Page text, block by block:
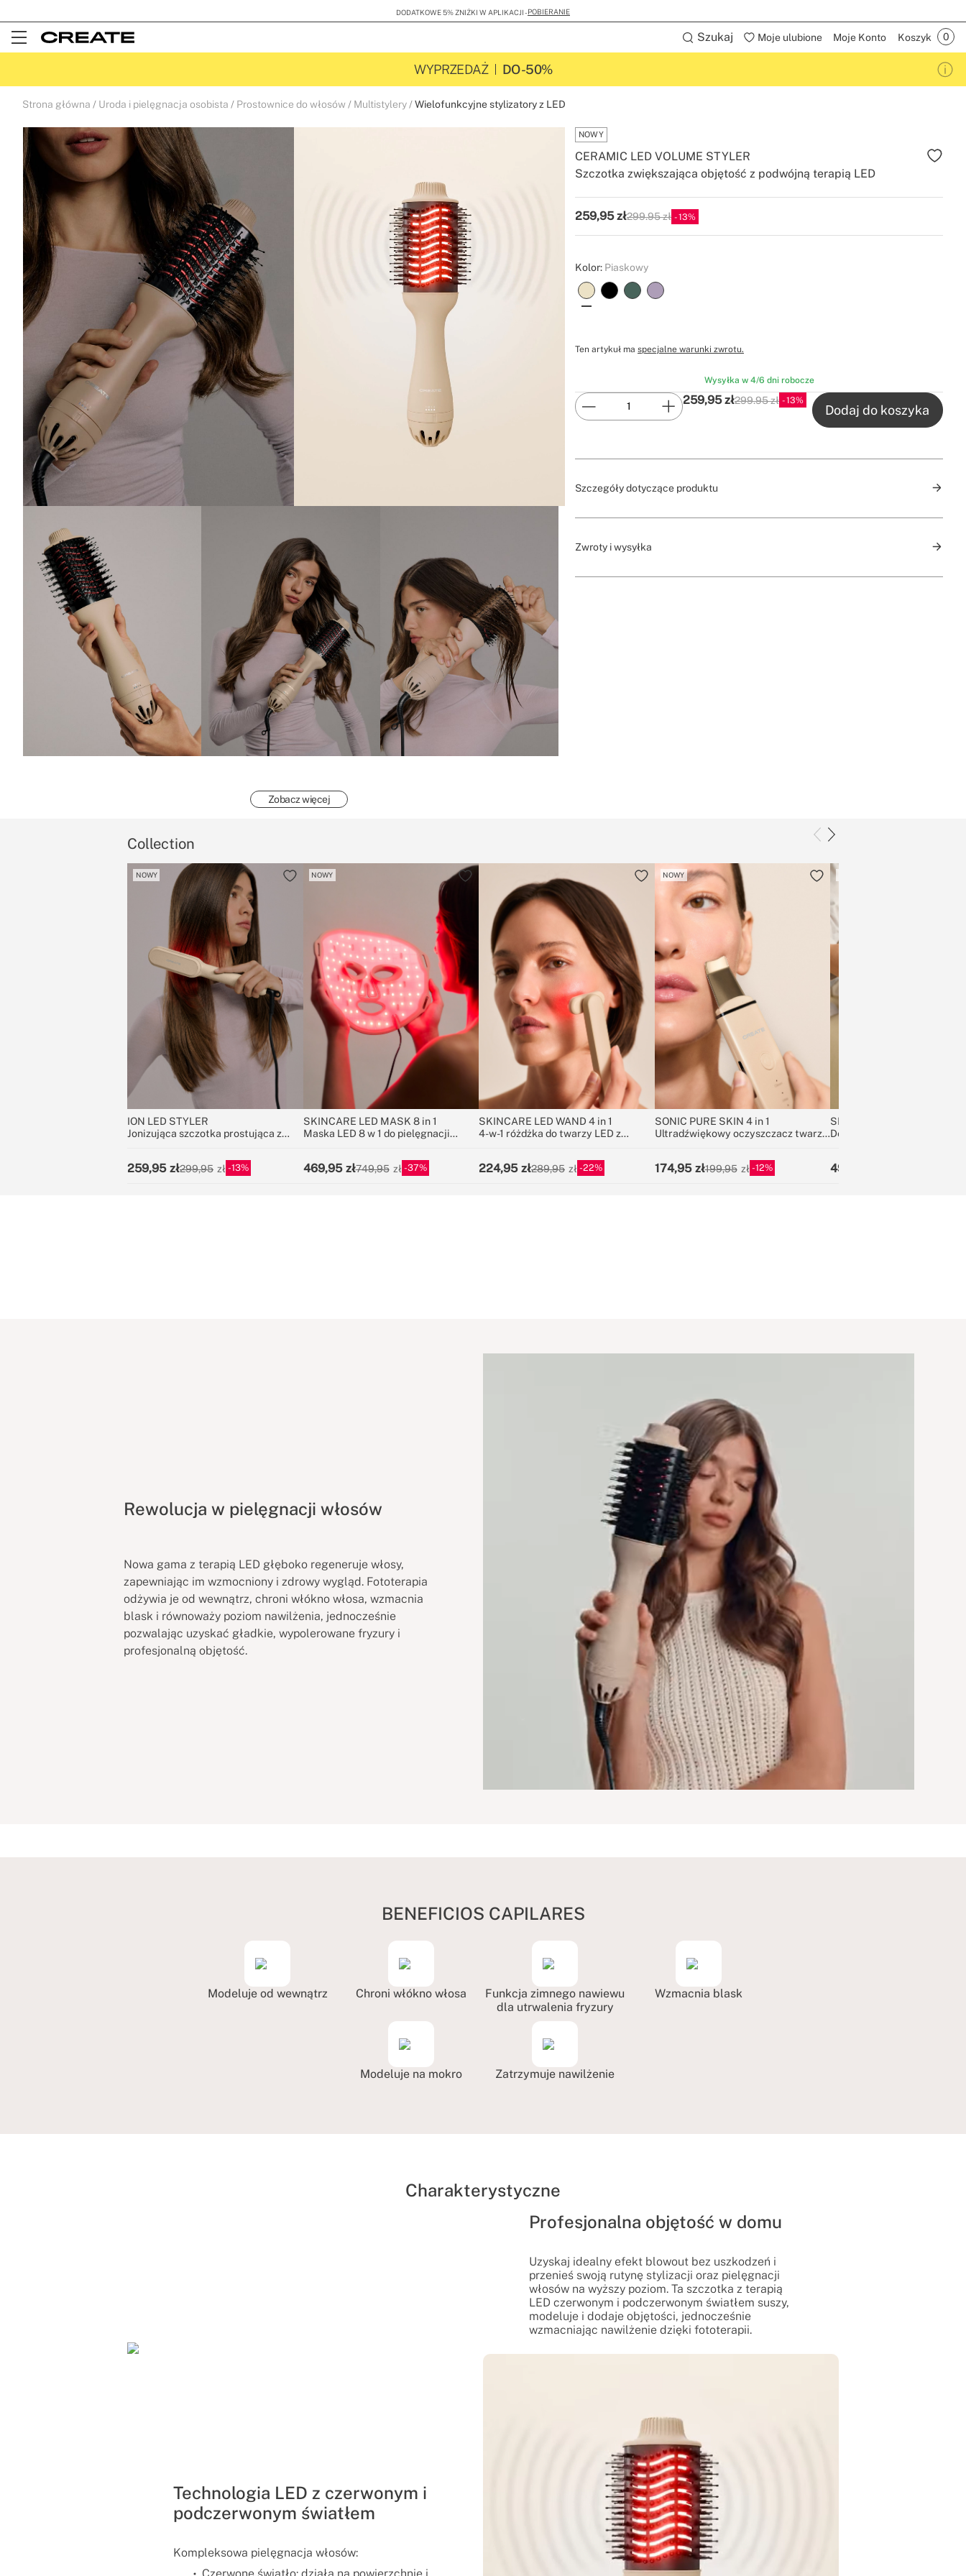
DODATKOWE 5% ZNIŻKI W APLIKACJI -POBIERANIE
Open
Szukaj Moje ulubione Moje Konto Koszyk
WYPRZEDAŻ DO -50%
Strona główna Uroda i pielęgnacja osobista Prostownice do włosów Multistylery Wielofunkcyjne stylizatory z LED
Zobacz więcej
NOWY
Szczotka zwiększająca objętość z podwójną terapią LED
CERAMIC LED VOLUME STYLER
259,95 złP.V.P
299.95 zł 13
Kolor: Piaskowy
Ten artykuł ma specjalne warunki zwrotu.
Wysyłka w 4/6 dni robocze
259,95 złP.V.P
299.95 zł 13
Dodaj do koszyka
Szczegóły dotyczące produktu
Zwroty i wysyłka
Collection
NOWY
ION LED STYLER
Jonizująca szczotka prostująca z
259,95 299,95 13
NOWY
SKINCARE LED MASK 8 in 1
Maska LED 8 w 1 do pielęgnacji
469,95 749,95 37
SKINCARE LED WAND 4 in 1
4-w-1 różdżka do twarzy LED z
224,95 289,95 22
NOWY
SONIC PURE SKIN 4 in 1
Ultradźwiękowy oczyszczacz twarzy
174,95 199,95 12
SILK SKIN IPL
Depilator IPL z lampą
499,95
Rewolucja w pielęgnacji włosów
Nowa gama z terapią LED głęboko regeneruje włosy,
zapewniając im wzmocniony i zdrowy wygląd. Fototerapia
odżywia je od wewnątrz, chroni włókno włosa, wzmacnia
blask i równoważy poziom nawilżenia, jednocześnie
pozwalając uzyskać gładkie, wypolerowane fryzury i
profesjonalną objętość.
BENEFICIOS CAPILARES
Modeluje od wewnątrz Chroni włókno włosa
Funkcja zimnego nawiewu
dla utrwalenia fryzury
Wzmacnia blask
Modeluje na mokro Zatrzymuje nawilżenie
Charakterystyczne
Profesjonalna objętość w domu
Uzyskaj idealny efekt blowout bez uszkodzeń i
przenieś swoją rutynę stylizacji oraz pielęgnacji
włosów na wyższy poziom. Ta szczotka z terapią
LED czerwonym i podczerwonym światłem suszy,
modeluje i dodaje objętości, jednocześnie
wzmacniając nawilżenie dzięki fototerapii.
Technologia LED z czerwonym i
podczerwonym światłem
Kompleksowa pielęgnacja włosów: